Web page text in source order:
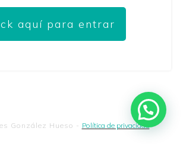
aquí para entrar
González Hueso - Política de privacidad